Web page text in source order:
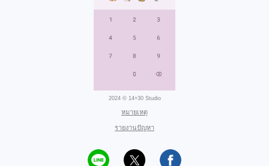
2024 © 14+30 Studio
หมายเหตุ
รายงานปัญหา